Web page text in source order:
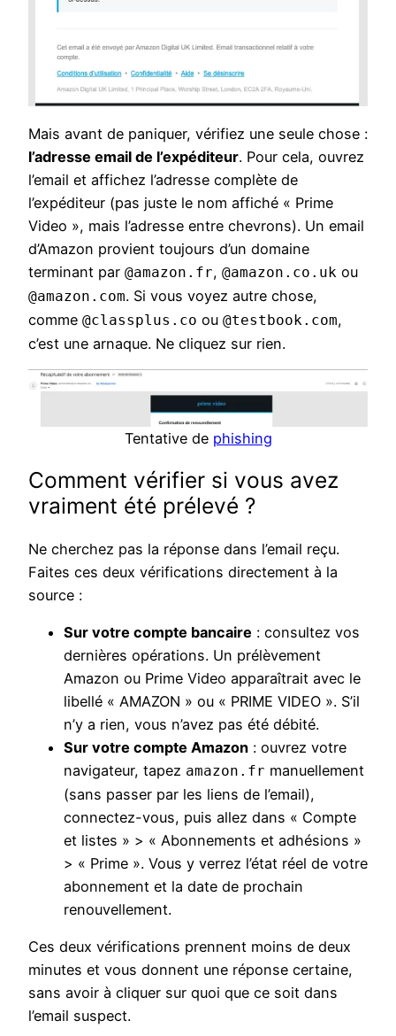
Mais avant de paniquer, vérifiez une seule chose :
l’adresse email de l’expéditeur. Pour cela, ouvrez
l’email et affichez l’adresse complète de
l’expéditeur (pas juste le nom affiché « Prime
Video », mais l’adresse entre chevrons). Un email
d’Amazon provient toujours d’un domaine
terminant par @amazon.fr, @amazon.co.uk ou
@amazon.com. Si vous voyez autre chose,
comme @classplus.co ou @testbook.com,
c’est une arnaque. Ne cliquez sur rien.
Tentative de phishing
Comment vérifier si vous avez
vraiment été prélevé ?
Ne cherchez pas la réponse dans l’email reçu.
Faites ces deux vérifications directement à la
source :
Sur votre compte bancaire : consultez vos
dernières opérations. Un prélèvement
Amazon ou Prime Video apparaîtrait avec le
libellé « AMAZON » ou « PRIME VIDEO ». S’il
n’y a rien, vous n’avez pas été débité.
Sur votre compte Amazon : ouvrez votre
navigateur, tapez amazon.fr manuellement
(sans passer par les liens de l’email),
connectez-vous, puis allez dans « Compte
et listes » > « Abonnements et adhésions »
> « Prime ». Vous y verrez l’état réel de votre
abonnement et la date de prochain
renouvellement.
Ces deux vérifications prennent moins de deux
minutes et vous donnent une réponse certaine,
sans avoir à cliquer sur quoi que ce soit dans
l’email suspect.